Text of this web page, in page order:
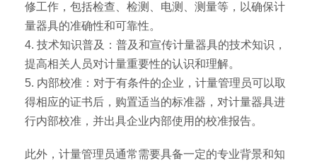
修工作，包括检查、检测、电测、测量等，以确保计
量器具的准确性和可靠性。
4. 技术知识普及：普及和宣传计量器具的技术知识，
提高相关人员对计量重要性的认识和理解。
5. 内部校准：对于有条件的企业，计量管理员可以取
得相应的证书后，购置适当的标准器，对计量器具进
行内部校准，并出具企业内部使用的校准报告。
此外，计量管理员通常需要具备一定的专业背景和知